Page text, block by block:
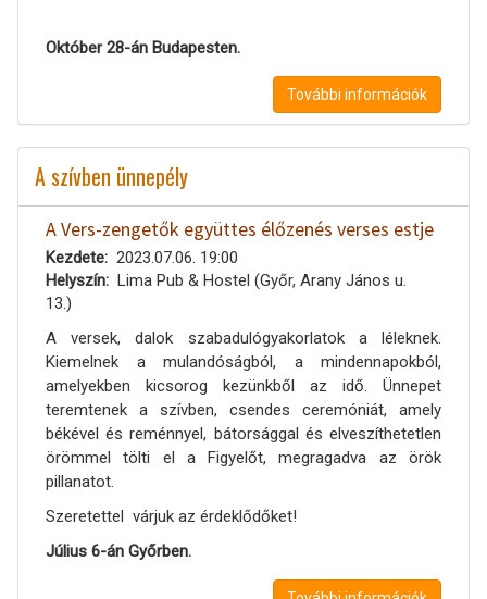
Október 28-án Budapesten.
További információk
A szívben ünnepély
A Vers-zengetők együttes élőzenés verses estje
Kezdete
Helyszín Lima Pub & Hostel (Győr, Arany János u.
13.)
A versek, dalok szabadulógyakorlatok a léleknek.